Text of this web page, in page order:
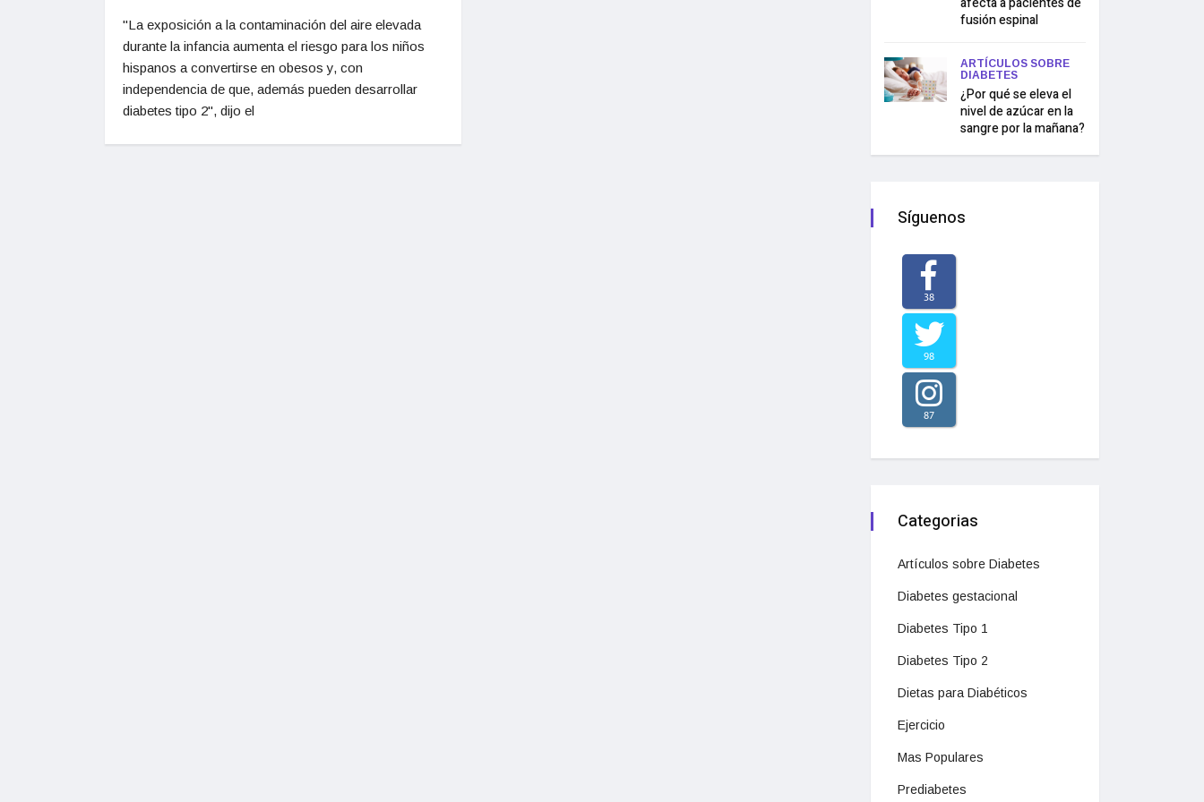
"La exposición a la contaminación del aire elevada
durante la infancia aumenta el riesgo para los niños
hispanos a convertirse en obesos y, con
independencia de que, además pueden desarrollar
diabetes tipo 2", dijo el
fusión espinal
ARTÍCULOS SOBRE
DIABETES
¿Por qué se eleva el
nivel de azúcar en la
sangre por la mañana?
Síguenos
38
98
87
Categorias
Artículos sobre Diabetes
Diabetes gestacional
Diabetes Tipo 1
Diabetes Tipo 2
Dietas para Diabéticos
Ejercicio
Mas Populares
Prediabetes